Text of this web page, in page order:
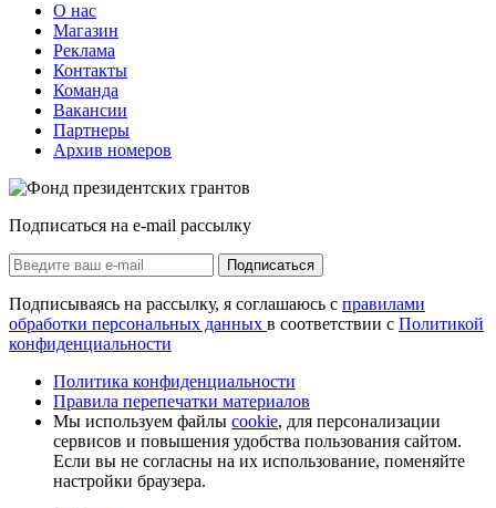
О нас
Магазин
Реклама
Контакты
Команда
Вакансии
Партнеры
Архив номеров
Подписаться на e-mail рассылку
Подписаться
Подписываясь на рассылку, я соглашаюсь с правилами
обработки персональных данных в соответствии с Политикой
конфиденциальности
Политика конфиденциальности
Правила перепечатки материалов
Мы используем файлы cookie, для персонализации
сервисов и повышения удобства пользования сайтом.
Если вы не согласны на их использование, поменяйте
настройки браузера.